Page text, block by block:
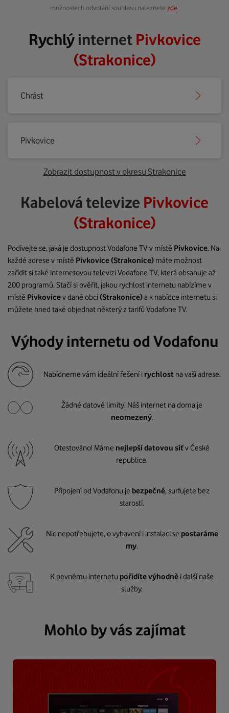
možnostech odvolání souhlasu naleznete zde
Rychlýinternet Pivkovice
(Strakonice)
Chrást
Pivkovice
Zobrazit dostupnost v okresu Strakonice
Kabelová televize Pivkovice
(Strakonice)
Podívejte se, jaká je dostupnost Vodafone TV v místě Pivkovice. Na
každé adrese v místě Pivkovice(Strakonice) máte možnost
zařídit si také internetovou televizi Vodafone TV, která obsahuje až
200 programů. Stačí si ověřit, jakou rychlost internetu nabízíme v
místě Pivkovicev dané obci(Strakonice)a k nabídce internetu si
můžete hned také objednat některý z tarifů Vodafone TV.
Výhody internetu od Vodafonu
Nabídneme vám ideální řešení i rychlost na vaší adrese.
Žádné datové limity! Náš internet na doma je
neomezený.
Otestováno! Máme nejlepší datovou síťv České
republice.
Připojení od Vodafonu je bezpečné, surfujete bez
starostí.
Nic nepotřebujete, o vybavení i instalaci se postaráme
my.
K pevnému internetu pořídíte výhodně i další naše
služby.
Mohlo by vás zajímat